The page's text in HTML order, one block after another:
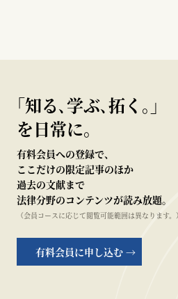
｢知る､学ぶ､拓く｡｣
を日常に。
有料会員への登録で、
ここだけの限定記事のほか
過去の文献まで
法律分野のコンテンツが読み放題。
（会員コースに応じて閲覧可能範囲は異なります。）
有料会員に申し込む →